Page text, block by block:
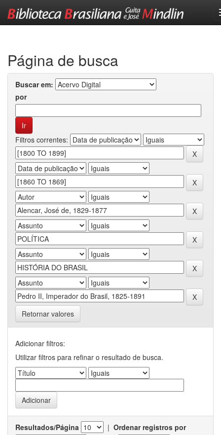
Página de busca
Buscar em:
por
Filtros correntes:
Retornar valores
Adicionar filtros:
Utilizar filtros para refinar o resultado de busca.
Resultados/Página | Ordenar registros por